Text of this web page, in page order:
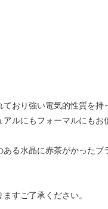
おり強い電気的性質を
ルにもフォーマルにもお
る水晶に赤茶がかった
すご了承ください。